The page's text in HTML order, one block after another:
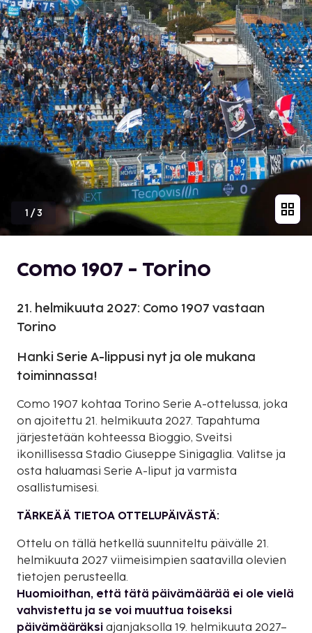
1 /3
Como 1907 - Torino
21. helmikuuta 2027: Como 1907 vastaan
Torino
Hanki Serie A-lippusi nyt ja ole mukana
toiminnassa!
Como 1907 kohtaa Torino Serie A-ottelussa, joka
on ajoitettu 21. helmikuuta 2027. Tapahtuma
järjestetään kohteessa Bioggio, Sveitsi
ikonillisessa Stadio Giuseppe Sinigaglia. Valitse ja
osta haluamasi Serie A-liput ja varmista
osallistumisesi.
TÄRKEÄÄ TIETOA OTTELUPÄIVÄSTÄ:
Ottelu on tällä hetkellä suunniteltu päivälle 21.
helmikuuta 2027 viimeisimpien saatavilla olevien
tietojen perusteella.
Huomioithan, että tätä päivämäärää ei ole vielä
vahvistettu ja se voi muuttua toiseksi
päivämääräksi ajanjaksolla 19. helmikuuta 2027–